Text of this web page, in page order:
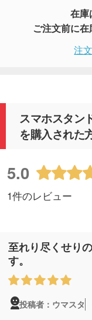
在庫
ご注文前に在
注
スマホスタン
を購入された
5.0
1件のレビュー
至れり尽くせり
す。
投稿者：ウマスタ